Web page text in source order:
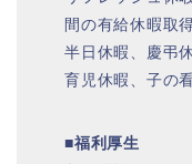
間の有給休暇取
半日休暇、慶弔
育児休暇、子の
■福利厚生